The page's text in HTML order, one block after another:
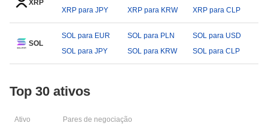
XRP
XRP para JPY
XRP para KRW XRP para CLP
SOL
SOL para EUR SOL para PLN
SOL para USD
SOL para JPY
SOL para KRW SOL para CLP
Top 30 ativos
Ativo Pares de negociação